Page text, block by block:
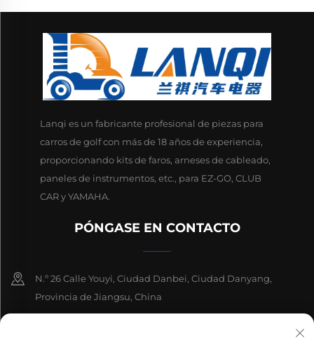
Lanqi es un fabricante profesional de piezas para
carros de golf con más de 18 años de experiencia,
proporcionando kits de faros, arneses de cableado,
paneles de instrumentos, etc., para EZ-GO, CLUB
CAR y YAMAHA.
PÓNGASE EN CONTACTO
N.º 26 Calle Youyi, Ciudad Danbei, Ciudad Danyang,
Provincia de Jiangsu, China